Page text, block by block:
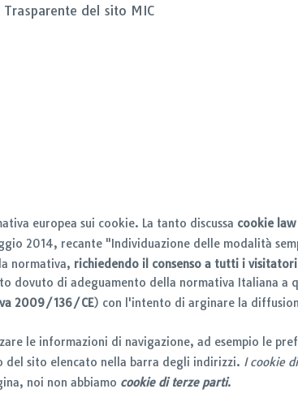
del sito MIC
europea sui cookie. La tanto discussa cookie law
2014, recante "Individuazione delle modalità
normativa, richiedendo il consenso a tutti i
dovuto di adeguamento della normativa Italiana a
2009/136/CE) con l'intento di arginare la
le informazioni di navigazione, ad esempio le
sito elencato nella barra degli indirizzi. I cookie
noi non abbiamo cookie di terze parti.